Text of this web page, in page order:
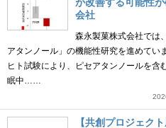
会社
森永製菓株式会社では
アタンノール」の機能性研究を進めてい
ヒト試験により、ピセアタンノールを
眠中……
【共創プロジェク